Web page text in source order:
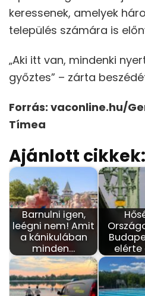
keressenek, amelyek
település számára is
„Aki itt van, mindenki
győztes” – zárta
Forrás: vaconline.hu/
Tímea
Ajánlott cikkek:
Barnulni igen,
leégni nem! Amit
a kánikulában
minden…
elérte